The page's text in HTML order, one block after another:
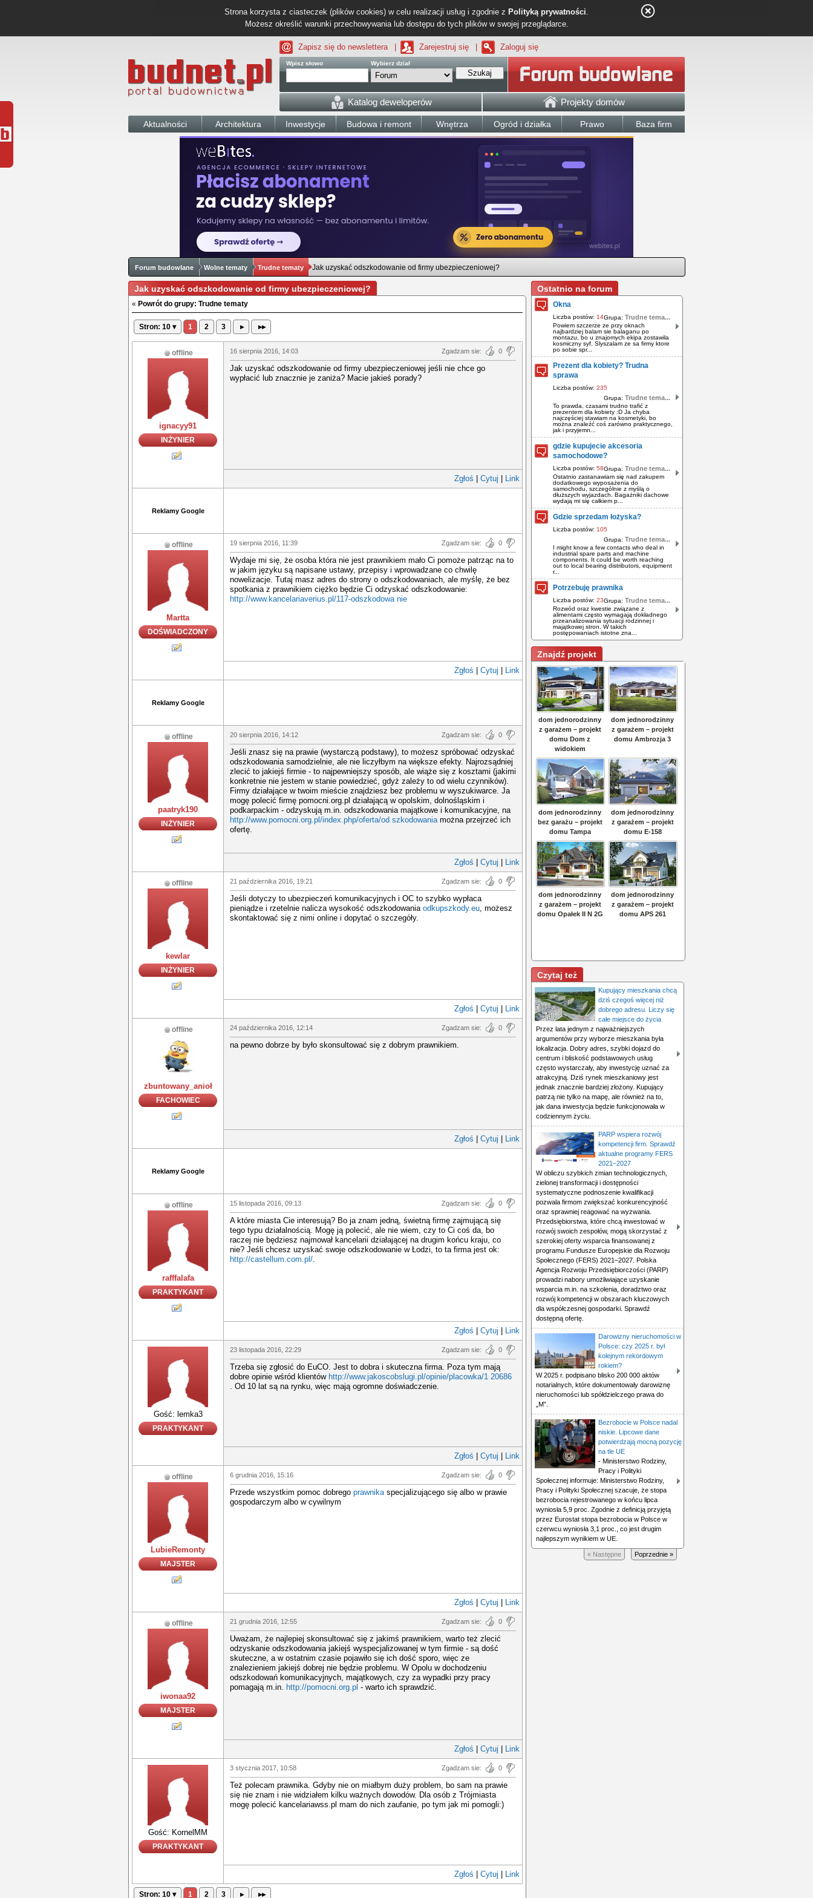
Strona korzysta z ciasteczek (plików cookies) w celu realizacji usług i zgodnie z Polityką prywatności.
Możesz określić warunki przechowywania lub dostępu do tych plików w swojej przeglądarce.
Zapisz się do newslettera Zarejestruj się Zaloguj się
Wpisz słowo Wybierz dział
Szukaj
Katalog deweloperów Projekty domów
Aktualności Architektura Inwestycje Budowa i remont Wnętrza Ogród i działka Prawo Baza firm
Forum budowlane Wolne tematy Trudne tematy Jak uzyskać odszkodowanie od firmy ubezpieczeniowej?
Jak uzyskać odszkodowanie od firmy ubezpieczeniowej?
« Powrót do grupy: Trudne tematy
Stron: 10 ▾ 1 2 3 ▸ ▸▸
offline
ignacyy91
INŻYNIER
16 sierpnia 2016, 14:03 Zgadzam sie: 0
Jak uzyskać odszkodowanie od firmy ubezpieczeniowej jeśli nie chce go
wypłacić lub znacznie je zaniża? Macie jakieś porady?
Zgłoś Cytuj Link
Reklamy Google
offline
Martta
DOŚWIADCZONY
19 sierpnia 2016, 11:39 Zgadzam sie: 0
Wydaje mi się, że osoba która nie jest prawnikiem mało Ci pomoże patrząc na to
w jakim języku są napisane ustawy, przepisy i wprowadzane co chwilę
nowelizacje. Tutaj masz adres do strony o odszkodowaniach, ale myślę, że bez
spotkania z prawnikiem ciężko będzie Ci odzyskać odszkodowanie:
http://www.kancelariaverius.pl/117-odszkodowa nie
Zgłoś Cytuj Link
Reklamy Google
offline
paatryk190
INŻYNIER
20 sierpnia 2016, 14:12 Zgadzam sie: 0
Jeśli znasz się na prawie (wystarczą podstawy), to możesz spróbować odzyskać
odszkodowania samodzielnie, ale nie liczyłbym na większe efekty. Najrozsądniej
zlecić to jakiejś firmie - to najpewniejszy sposób, ale wiąże się z kosztami (jakimi
konkretnie nie jestem w stanie powiedzieć, gdyż zależy to od wielu czynników).
Firmy działające w twoim mieście znajdziesz bez problemu w wyszukiwarce. Ja
mogę polecić firmę pomocni.org.pl działającą w opolskim, dolnośląskim i
podkarpackim - odzyskują m.in. odszkodowania majątkowe i komunikacyjne, na
http://www.pomocni.org.pl/index.php/oferta/od szkodowaniamożna przejrzeć ich
ofertę.
Zgłoś Cytuj Link
offline
kewlar
INŻYNIER
21 października 2016, 19:21 Zgadzam sie: 0
Jeśli dotyczy to ubezpieczeń komunikacyjnych i OC to szybko wypłaca
pieniądze i rzetelnie nalicza wysokość odszkodowania odkupszkody.eu, możesz
skontaktować się z nimi online i dopytać o szczegóły.
Zgłoś Cytuj Link
offline
zbuntowany_anioł
FACHOWIEC
24 października 2016, 12:14 Zgadzam sie: 0
na pewno dobrze by było skonsultować się z dobrym prawnikiem.
Zgłoś Cytuj Link
Reklamy Google
offline
rafffalafa
PRAKTYKANT
15 listopada 2016, 09:13 Zgadzam sie: 0
A które miasta Cie interesują? Bo ja znam jedną, świetną firmę zajmującą się
tego typu działalnością. Mogę ją polecić, ale nie wiem, czy to Ci coś da, bo
raczej nie będziesz najmował kancelarii działającej na drugim końcu kraju, co
nie? Jeśli chcesz uzyskać swoje odszkodowanie w Łodzi, to ta firma jest ok:
http://castellum.com.pl/.
Zgłoś Cytuj Link
Gość: lemka3
PRAKTYKANT
23 listopada 2016, 22:29 Zgadzam sie: 0
Trzeba się zgłosić do EuCO. Jest to dobra i skuteczna firma. Poza tym mają
dobre opinie wśród klientów http://www.jakoscobslugi.pl/opinie/placowka/1 20686
. Od 10 lat są na rynku, więc mają ogromne doświadczenie.
Zgłoś Cytuj Link
offline
LubieRemonty
MAJSTER
6 grudnia 2016, 15:16 Zgadzam sie: 0
Przede wszystkim pomoc dobrego prawnikaspecjalizującego się albo w prawie
gospodarczym albo w cywilnym
Zgłoś Cytuj Link
offline
iwonaa92
MAJSTER
21 grudnia 2016, 12:55 Zgadzam sie: 0
Uważam, że najlepiej skonsultować się z jakimś prawnikiem, warto też zlecić
odzyskanie odszkodowania jakiejś wyspecjalizowanej w tym firmie - są dość
skuteczne, a w ostatnim czasie pojawiło się ich dość sporo, więc ze
znalezieniem jakiejś dobrej nie będzie problemu. W Opolu w dochodzeniu
odszkodowań komunikacyjnych, majątkowych, czy za wypadki przy pracy
pomagają m.in. http://pomocni.org.pl - warto ich sprawdzić.
Zgłoś Cytuj Link
Gość: KornelMM
PRAKTYKANT
3 stycznia 2017, 10:58 Zgadzam sie: 0
Też polecam prawnika. Gdyby nie on miałbym duży problem, bo sam na prawie
się nie znam i nie widziałem kilku ważnych dowodów. Dla osób z Trójmiasta
mogę polecić kancelariawss.pl mam do nich zaufanie, po tym jak mi pomogli:)
Zgłoś Cytuj Link
Stron: 10 ▾ 1 2 3 ▸ ▸▸
Ostatnio na forum
Okna
Liczba postów: 14Grupa: Trudne tema...
Powiem szczerze ze przy oknach
najbardziej balam sie balaganu po
montazu, bo u znajomych ekipa zostawila
kosmiczny syf. Slyszalam ze sa firmy ktore
po sobie spr...
Prezent dla kobiety? Trudna
sprawa
Liczba postów: 235
Grupa: Trudne tema...
To prawda, czasami trudno trafić z
prezentem dla kobiety :D Ja chyba
najczęściej stawiam na kosmetyki, bo
można znaleźć coś zarówno praktycznego,
jak i przyjemn...
gdzie kupujecie akcesoria
samochodowe?
Liczba postów: 58Grupa: Trudne tema...
Ostatnio zastanawiam się nad zakupem
dodatkowego wyposażenia do
samochodu, szczególnie z myślą o
dłuższych wyjazdach. Bagażniki dachowe
wydają mi się całkiem p...
Gdzie sprzedam łożyska?
Liczba postów: 105
Grupa: Trudne tema...
I might know a few contacts who deal in
industrial spare parts and machine
components. It could be worth reaching
out to local bearing distributors, equipment
r...
Potrzebuję prawnika
Liczba postów: 23Grupa: Trudne tema...
Rozwód oraz kwestie związane z
alimentami często wymagają dokładnego
przeanalizowania sytuacji rodzinnej i
majątkowej stron. W takich
postępowaniach istotne zna...
Znajdź projekt
Czytaj też
Kupujący mieszkania chcą
dziś czegoś więcej niż
dobrego adresu. Liczy się
całe miejsce do życia
Przez lata jednym z najważniejszych
argumentów przy wyborze mieszkania była
lokalizacja. Dobry adres, szybki dojazd do
centrum i bliskość podstawowych usług
często wystarczały, aby inwestycję uznać za
atrakcyjną. Dziś rynek mieszkaniowy jest
jednak znacznie bardziej złożony. Kupujący
patrzą nie tylko na mapę, ale również na to,
jak dana inwestycja będzie funkcjonowała w
codziennym życiu.
PARP wspiera rozwój
kompetencji firm. Sprawdź
aktualne programy FERS
2021–2027
W obliczu szybkich zmian technologicznych,
zielonej transformacji i dostępności
systematyczne podnoszenie kwalifikacji
pozwala firmom zwiększać konkurencyjność
oraz sprawniej reagować na wyzwania.
Przedsiębiorstwa, które chcą inwestować w
rozwój swoich zespołów, mogą skorzystać z
szerokiej oferty wsparcia finansowanej z
programu Fundusze Europejskie dla Rozwoju
Społecznego (FERS) 2021–2027. Polska
Agencja Rozwoju Przedsiębiorczości (PARP)
prowadzi nabory umożliwiające uzyskanie
wsparcia m.in. na szkolenia, doradztwo oraz
rozwój kompetencji w obszarach kluczowych
dla współczesnej gospodarki. Sprawdź
dostępną ofertę.
Darowizny nieruchomości w
Polsce: czy 2025 r. był
kolejnym rekordowym
rokiem?
W 2025 r. podpisano blisko 200 000 aktów
notarialnych, które dokumentowały darowiznę
nieruchomości lub spółdzielczego prawa do
„M”.
Bezrobocie w Polsce nadal
niskie. Lipcowe dane
potwierdzają mocną pozycję
na tle UE
- Ministerstwo Rodziny,
Pracy i Polityki
Społecznej informuje: Ministerstwo Rodziny,
Pracy i Polityki Społecznej szacuje, że stopa
bezrobocia rejestrowanego w końcu lipca
wyniosła 5,9 proc. Zgodnie z definicją przyjętą
przez Eurostat stopa bezrobocia w Polsce w
czerwcu wyniosła 3,1 proc., co jest drugim
najlepszym wynikiem w UE.
Poprzednie »
« Następne